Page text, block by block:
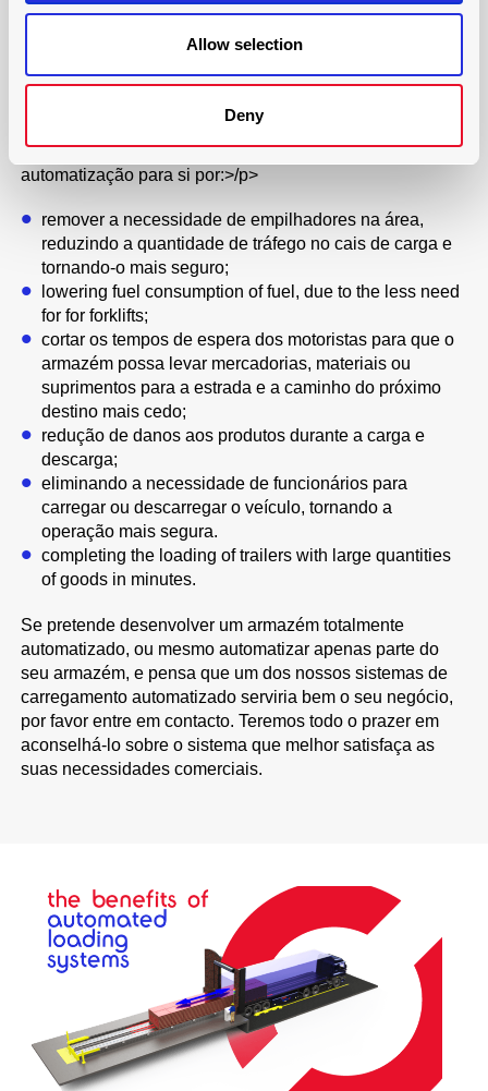
Allow selection
Deny
descida e um sistema de pista de rolamento, e que é
ideal para transferir paletes do seu cais de carga para
e o trailerskate, em que os patins conduzem o
carregamento mas o elevador vem da pista por baixo.
> forte> Estes sistemas alcançam os benefícios da
automatização para si por:>/p>
remover a necessidade de empilhadores na área,
reduzindo a quantidade de tráfego no cais de carga e
tornando-o mais seguro;
lowering fuel consumption of fuel, due to the less need
for for forklifts;
cortar os tempos de espera dos motoristas para que o
armazém possa levar mercadorias, materiais ou
suprimentos para a estrada e a caminho do próximo
destino mais cedo;
redução de danos aos produtos durante a carga e
descarga;
eliminando a necessidade de funcionários para
carregar ou descarregar o veículo, tornando a
operação mais segura.
completing the loading of trailers with large quantities
of goods in minutes.
Se pretende desenvolver um armazém totalmente
automatizado, ou mesmo automatizar apenas parte do
seu armazém, e pensa que um dos nossos sistemas de
carregamento automatizado serviria bem o seu negócio,
por favor entre em contacto. Teremos todo o prazer em
aconselhá-lo sobre o sistema que melhor satisfaça as
suas necessidades comerciais.